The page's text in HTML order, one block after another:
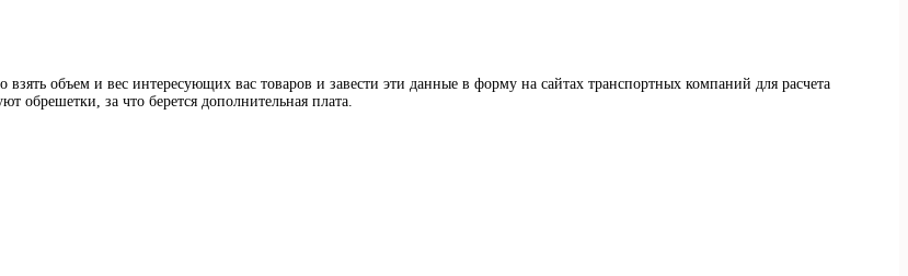
объем и вес интересующих вас товаров и завести эти данные в форму на сайтах транспортных компаний для расчета
обрешетки, за что берется дополнительная плата.